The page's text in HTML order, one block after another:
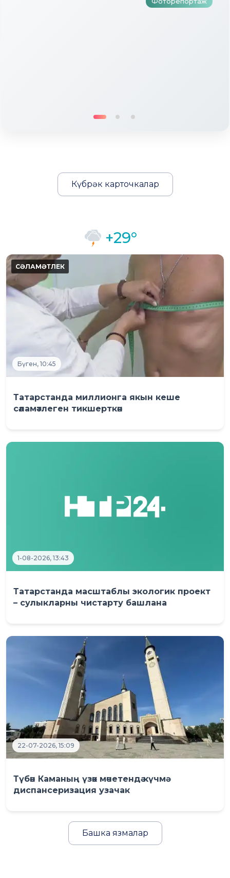
Күбрәк карточкалар
+29°
Бүген, 10:45
Татарстанда миллионга якын кеше
сәламәтлеген тикшерткән
1-08-2026, 13:43
Татарстанда масштаблы экологик проект
– сулыкларны чистарту башлана
22-07-2026, 15:09
Түбән Каманың үзәк мәчетендә күчмә
диспансеризация узачак
Башка язмалар